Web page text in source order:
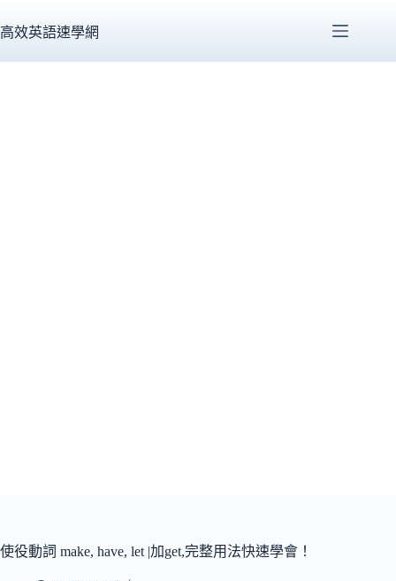
至
高效英語速學網
使役動詞 make, have, let |加get,完整用法快速學會！